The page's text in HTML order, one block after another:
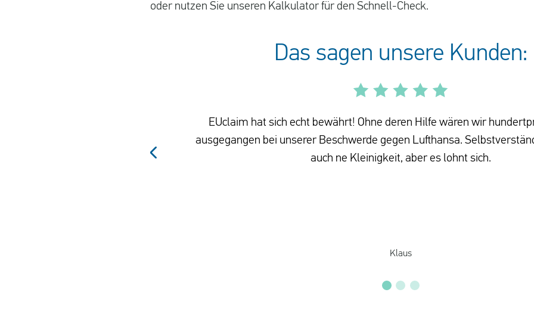
oder nutzen Sie unseren Kalkulator für den Schnell-Check.
Das sagen unsere Kunden:
EUclaim hat sich echt bewährt! Ohne deren Hilfe wären wir
ausgegangen bei unserer Beschwerde gegen Lufthansa.
auch ne Kleinigkeit, aber es lohnt sich.
Klaus